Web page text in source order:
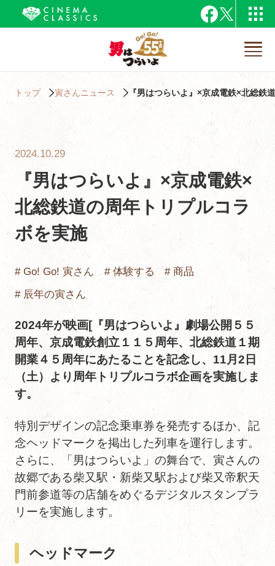
トップ 寅さんニュース 『男はつらいよ』×京成電鉄×北総鉄
2024.10.29
『男はつらいよ』×京成電鉄×
北総鉄道の周年トリプルコラ
ボを実施
# Go! Go! 寅さん # 体験する
# 商品
# 辰年の寅さん
2024年が映画[『男はつらいよ』劇場公開５５
周年、京成電鉄創立１１５周年、北総鉄道１期
開業４５周年にあたることを記念し、11月2日
（土）より周年トリプルコラボ企画を実施しま
す。
特別デザインの記念乗車券を発売するほか、記
念ヘッドマークを掲出した列車を運行します。
さらに、「男はつらいよ」の舞台で、寅さんの
故郷である柴又駅・新柴又駅および柴又帝釈天
門前参道等の店舗をめぐるデジタルスタンプラ
リーを実施します。
ヘッドマーク